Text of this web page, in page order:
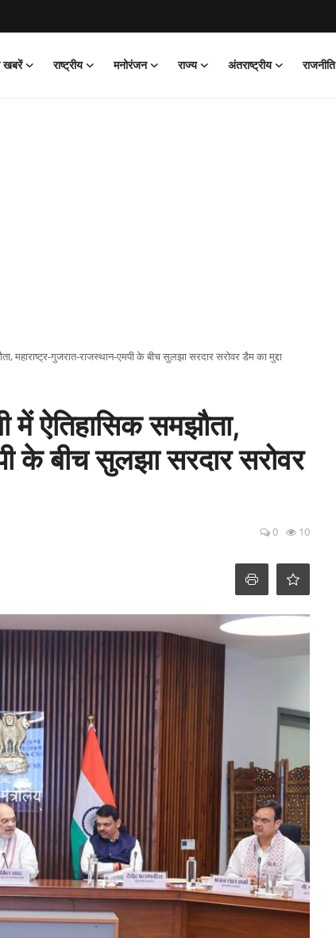
खबरें राष्ट्रीय मनोरंजन राज्य अंतराष्ट्रीय राजनीति
महाराष्ट्र-गुजरात-राजस्थान-एमपी के बीच सुलझा सरदार सरोवर डैम का मुद्दा
में ऐतिहासिक समझौता,
के बीच सुलझा सरदार सरोवर
0 10